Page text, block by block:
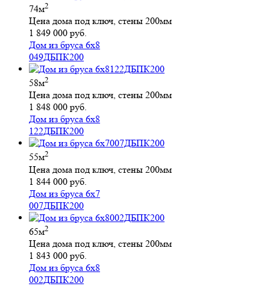
74м2
Цена дома под ключ, стены 200мм
1 849 000 руб.
Дом из бруса 6х8
049ДБПК200
58м2
Цена дома под ключ, стены 200мм
1 848 000 руб.
Дом из бруса 6х8
122ДБПК200
55м2
Цена дома под ключ, стены 200мм
1 844 000 руб.
Дом из бруса 6х7
007ДБПК200
65м2
Цена дома под ключ, стены 200мм
1 843 000 руб.
Дом из бруса 6х8
002ДБПК200